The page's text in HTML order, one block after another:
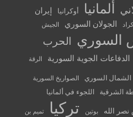
ألمانيا أوكرانيا إيران
الجولان السوري الجيش
السوري الحرب
الدفاعات الجوية السورية الرقة
الشمال السوري
الصواريخ السورية
الشرقية اللجوء في ألمانيا
الله بوتين تركيا تميم بن